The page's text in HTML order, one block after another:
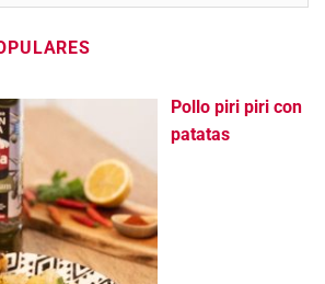
Pollo piri piri con
patatas